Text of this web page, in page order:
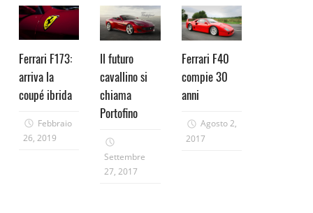
Ferrari F173:
arriva la
coupé ibrida
Febbraio
26, 2019
Il futuro
cavallino si
chiama
Portofino
Settembre
27, 2017
Ferrari F40
compie 30
anni
Agosto 2,
2017